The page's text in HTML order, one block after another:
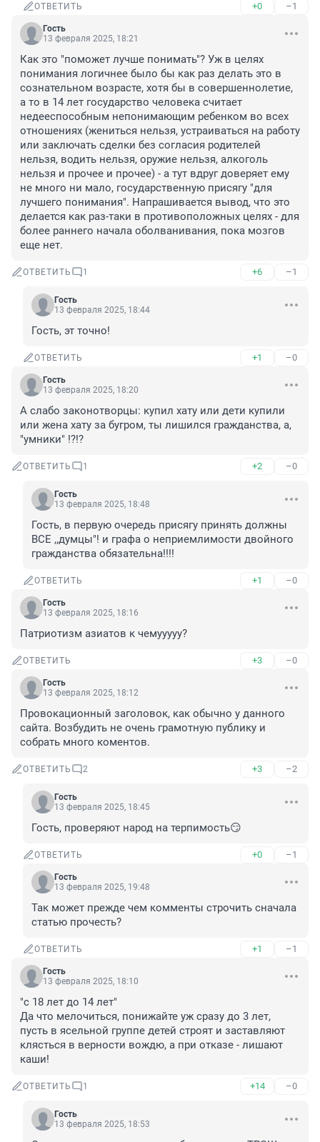
ОТВЕТИТЬ +0 –1
Гость
13 февраля 2025, 18:21
Как это "поможет лучше понимать"? Уж в целях
понимания логичнее было бы как раз делать это в
сознательном возрасте, хотя бы в совершеннолетие,
а то в 14 лет государство человека считает
недееспособным непонимающим ребенком во всех
отношениях (жениться нельзя, устраиваться на работу
или заключать сделки без согласия родителей
нельзя, водить нельзя, оружие нельзя, алкоголь
нельзя и прочее и прочее) - а тут вдруг доверяет ему
не много ни мало, государственную присягу "для
лучшего понимания". Напрашивается вывод, что это
делается как раз-таки в противоположных целях - для
более раннего начала оболванивания, пока мозгов
еще нет.
ОТВЕТИТЬ 1 +6 –1
Гость
13 февраля 2025, 18:44
Гость, эт точно!
ОТВЕТИТЬ +1 –0
Гость
13 февраля 2025, 18:20
А слабо законотворцы: купил хату или дети купили
или жена хату за бугром, ты лишился гражданства, а,
"умники" !?!?
ОТВЕТИТЬ 1 +2 –0
Гость
13 февраля 2025, 18:48
Гость, в первую очередь присягу принять должны
ВСЕ ,,думцы"! и графа о неприемлимости двойного
гражданства обязательна!!!!
ОТВЕТИТЬ +1 –0
Гость
13 февраля 2025, 18:16
Патриотизм азиатов к чемууууу?
ОТВЕТИТЬ +3 –0
Гость
13 февраля 2025, 18:12
Провокационный заголовок, как обычно у данного
сайта. Возбудить не очень грамотную публику и
собрать много коментов.
ОТВЕТИТЬ 2 +3 –2
Гость
13 февраля 2025, 18:45
Гость, проверяют народ на терпимость😏
ОТВЕТИТЬ +0 –1
Гость
13 февраля 2025, 19:48
Так может прежде чем комменты строчить сначала
статью прочесть?
ОТВЕТИТЬ +1 –1
Гость
13 февраля 2025, 18:10
"с 18 лет до 14 лет"
Да что мелочиться, понижайте уж сразу до 3 лет,
пусть в ясельной группе детей строят и заставляют
клясться в верности вождю, а при отказе - лишают
каши!
ОТВЕТИТЬ 1 +14 –0
Гость
13 февраля 2025, 18:53